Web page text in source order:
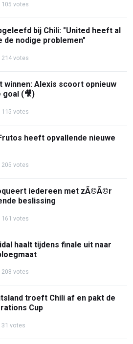
105 votes
bij Chili: "United heeft al
de nodige problemen"
214 votes
winnen: Alexis scoort opnieuw
goal (🎥)
115 votes
heeft opvallende nieuwe
205 votes
iedereen met zÃ©Ã©r
beslissing
161 votes
haalt tijdens finale uit naar
203 votes
troeft Chili af en pakt de
Cup
31 votes